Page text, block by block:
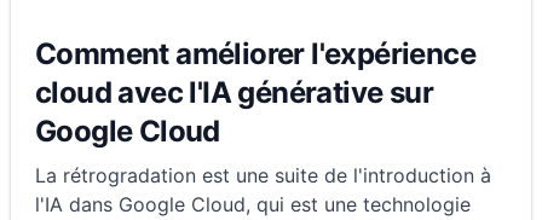
Comment améliorer l'expérience
cloud avec l'IA générative sur
Google Cloud
La rétrogradation est une suite de l'introduction à
l'IA dans Google Cloud, qui est une technologie